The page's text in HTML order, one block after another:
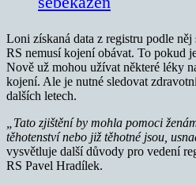
Loni získaná data z registru podle něj
RS nemusí kojení obávat. To pokud
Nově už mohou užívat některé léky
kojení. Ale je nutné sledovat
dalších letech.
„Tato zjištění by mohla pomoci
těhotenství nebo již těhotné jsou,
vysvětluje další důvody pro vedení
RS Pavel Hradílek.